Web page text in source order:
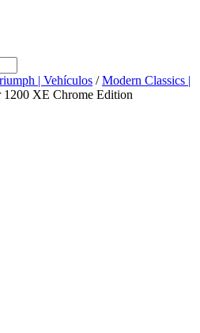
| Vehículos /Modern Classics |
1200 XE Chrome Edition